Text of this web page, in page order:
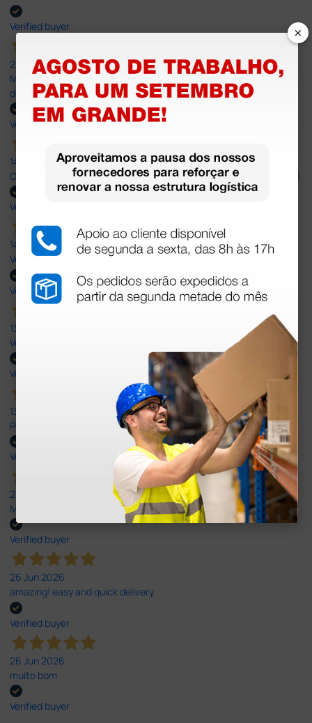
Verified buyer
20 Jul 2026
Minha experiência foi super positiva. Bom atendimento e recebi
dentro do prazo. Obrigada.
Verified buyer
14 Jul 2026
Correct and timely delivery. Large offer of products. Good service!
Verified buyer
14 Jul 2026
Very Good!
Verified buyer
13 Jul 2026
Very good
Verified buyer
13 Jul 2026
Perfeito ,fácil de encomendar e envio rápido
Verified buyer
26 Jun 2026
Muito boa.
Verified buyer
26 Jun 2026
amazing! easy and quick delivery
Verified buyer
26 Jun 2026
muito bom
Verified buyer
×